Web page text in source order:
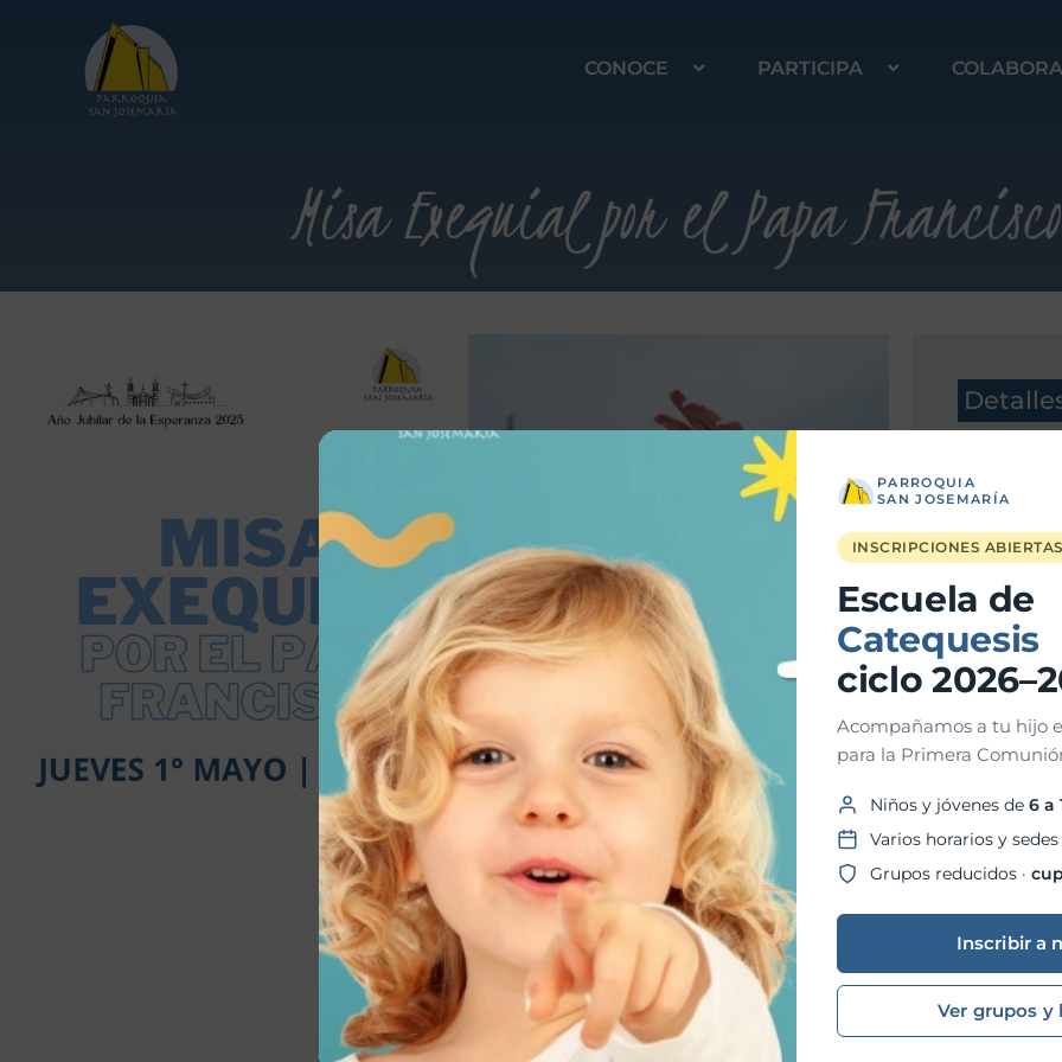
CONOCE PARTICIPA COLABORA
Misa Exequial por el Papa Francisco
PARROQUIA
SAN JOSEMARÍA
INSCRIPCIONES ABIERTAS
Escuela de
Catequesis
ciclo
Acompañamos a tu hijo
para la Primera
Niños y jóvenes de 6 a
Varios horarios y sedes
Grupos reducidos ·
Inscribir a
Ver grupos y